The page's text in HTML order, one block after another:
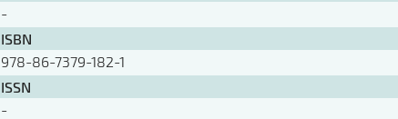
-
ISBN
978-86-7379-182-1
ISSN
-